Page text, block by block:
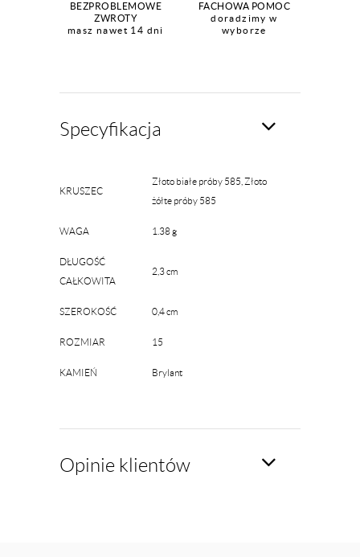
BEZPROBLEMOWE
ZWROTY
masz nawet 14 dni
FACHOWA POMOC
doradzimy w
wyborze
Specyfikacja
KRUSZEC
Złoto białe próby 585, Złoto
żółte próby 585
WAGA 1.38 g
DŁUGOŚĆ
CAŁKOWITA
2,3 cm
SZEROKOŚĆ 0,4 cm
ROZMIAR 15
KAMIEŃ Brylant
Opinie klientów